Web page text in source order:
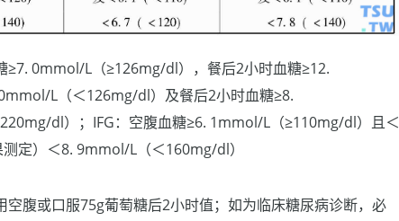
≥7. 0mmol/L（≥126mg/dl），餐后2小时血糖≥12.
L（＜126mg/dl）及餐后2小时血糖≥8.
dl）；IFG：空腹血糖≥6. 1mmol/L（≥110mg/dl）且＜
定）＜8. 9mmol/L（＜160mg/dl）
腹或口服75g葡萄糖后2小时值；如为临床糖尿病诊断，必